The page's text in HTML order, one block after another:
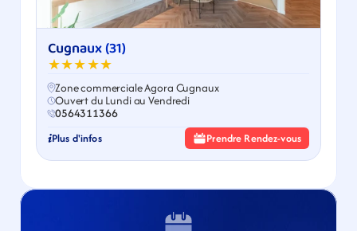
Cugnaux (31)
★★★★★
Zone commerciale Agora Cugnaux
Ouvert du Lundi au Vendredi
0564311366
Plus d'infos Prendre Rendez-vous